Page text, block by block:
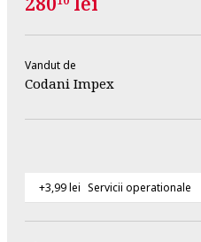
Vandut de
Codani Impex
+3,99 lei Servicii operationale